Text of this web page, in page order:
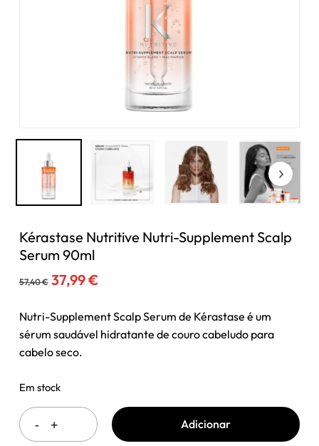
Kérastase Nutritive Nutri-Supplement Scalp
Serum 90ml
57,40€ O
original
era:
57,40 €.
37,99€O
atual
é:
Nutri-Supplement Scalp Serum de Kérastase é um
sérum saudável hidratante de couro cabeludo para
cabelo seco.
Em stock
Adicionar